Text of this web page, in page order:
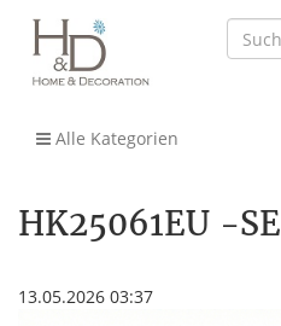
Alle Kategorien
HK25061EU -SE
13.05.2026 03:37